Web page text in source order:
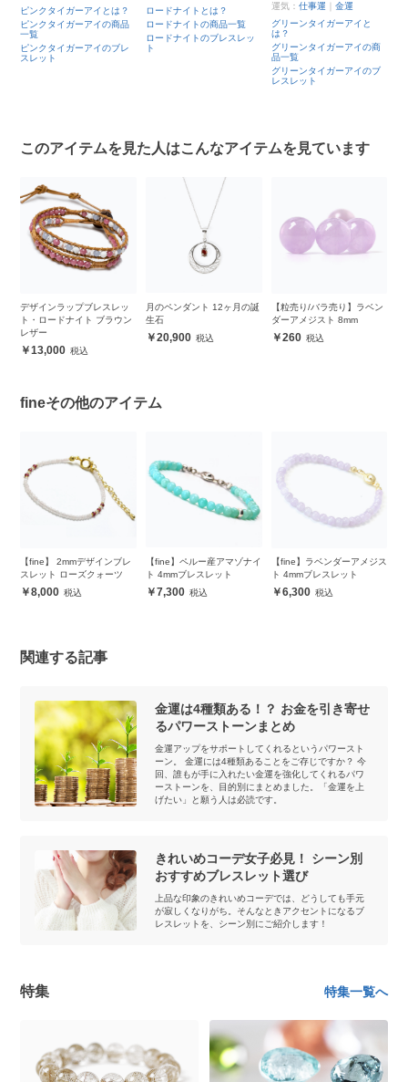
ピンクタイガーアイとは？
ピンクタイガーアイの商品
一覧
ピンクタイガーアイのブレ
スレット
ロードナイトとは？
ロードナイトの商品一覧
ロードナイトのブレスレッ
ト
運気： 仕事運
金運
グリーンタイガーアイと
は？
グリーンタイガーアイの商
品一覧
グリーンタイガーアイのブ
レスレット
このアイテムを見た人はこんなアイテムを見ています
デザインラップブレスレッ
ト・ロードナイト ブラウン
レザー
13,000
月のペンダント 12ヶ月の誕
生石
20,900
【粒売り/バラ売り】ラベン
ダーアメジスト 8mm
260
fineその他のアイテム
【fine】 2mmデザインブレ
スレット ローズクォーツ
8,000
【fine】ペルー産アマゾナイ
ト 4mmブレスレット
7,300
【fine】ラベンダーアメジス
ト 4mmブレスレット
6,300
関連する記事
金運は4種類ある！？ お金を引き寄せ
るパワーストーンまとめ
金運アップをサポートしてくれるというパワースト
ーン。 金運には4種類あることをご存じですか？ 今
回、誰もが手に入れたい金運を強化してくれるパワ
ーストーンを、目的別にまとめました。「金運を上
げたい」と願う人は必読です。
きれいめコーデ女子必見！ シーン別
おすすめブレスレット選び
上品な印象のきれいめコーデでは、どうしても手元
が寂しくなりがち。そんなときアクセントになるブ
レスレットを、シーン別にご紹介します！
特集 特集一覧へ